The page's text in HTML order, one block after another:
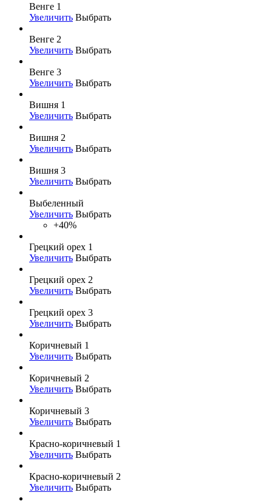
Венге 1
Увеличить Выбрать
Венге 2
Увеличить Выбрать
Венге 3
Увеличить Выбрать
Вишня 1
Увеличить Выбрать
Вишня 2
Увеличить Выбрать
Вишня 3
Увеличить Выбрать
Выбеленный
Увеличить Выбрать
+40%
Грецкий орех 1
Увеличить Выбрать
Грецкий орех 2
Увеличить Выбрать
Грецкий орех 3
Увеличить Выбрать
Коричневый 1
Увеличить Выбрать
Коричневый 2
Увеличить Выбрать
Коричневый 3
Увеличить Выбрать
Красно-коричневый 1
Увеличить Выбрать
Красно-коричневый 2
Увеличить Выбрать